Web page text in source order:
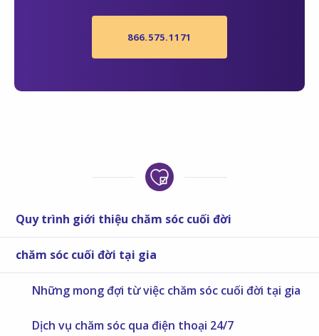
866.575.1171
Quy trình giới thiệu chăm sóc cuối đời
chăm sóc cuối đời tại gia
Những mong đợi từ việc chăm sóc cuối đời tại gia
Dịch vụ chăm sóc qua điện thoại 24/7